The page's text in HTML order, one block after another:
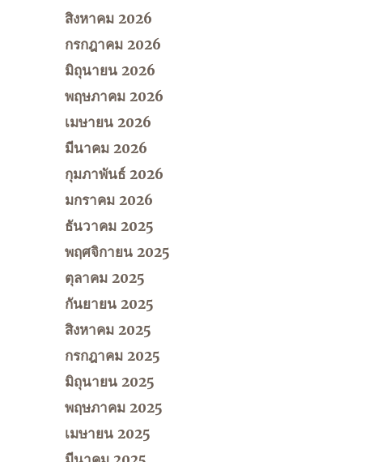
สิงหาคม 2026
กรกฎาคม 2026
มิถุนายน 2026
พฤษภาคม 2026
เมษายน 2026
มีนาคม 2026
กุมภาพันธ์ 2026
มกราคม 2026
ธันวาคม 2025
พฤศจิกายน 2025
ตุลาคม 2025
กันยายน 2025
สิงหาคม 2025
กรกฎาคม 2025
มิถุนายน 2025
พฤษภาคม 2025
เมษายน 2025